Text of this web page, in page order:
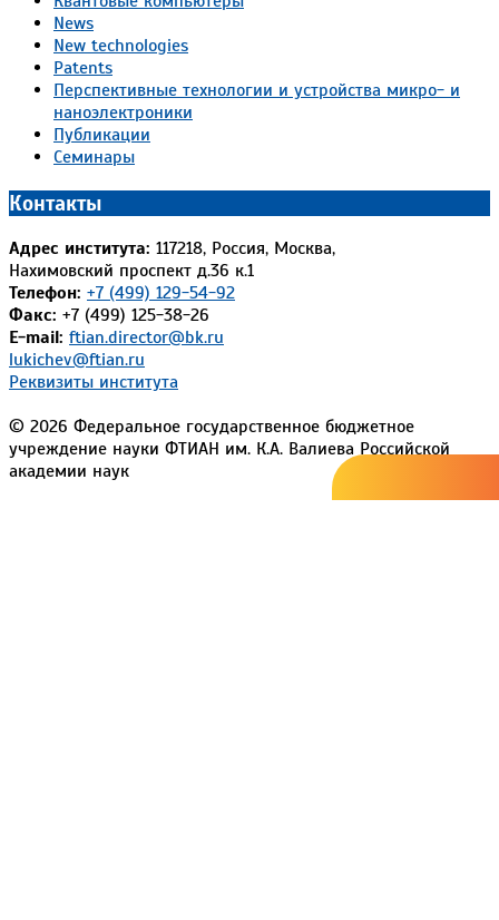
News
New technologies
Patents
Перспективные технологии и устройства микро- и
наноэлектроники
Публикации
Семинары
Контакты
Адрес института: 117218, Россия, Москва,
Нахимовский проспект д.36 к.1
Телефон: +7 (499) 129-54-92
Факс: +7 (499) 125-38-26
E-mail: ftian.director@bk.ru
lukichev@ftian.ru
Реквизиты института
© 2026 Федеральное государственное бюджетное
учреждение науки ФТИАН им. К.А. Валиева Российской
академии наук